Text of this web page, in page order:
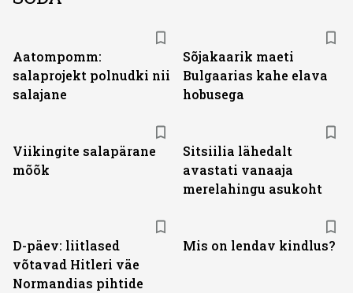
Aatompomm:
salaprojekt polnudki nii
salajane
Sõjakaarik maeti
Bulgaarias kahe elava
hobusega
Viikingite salapärane
mõõk
Sitsiilia lähedalt
avastati vanaaja
merelahingu asukoht
D-päev: liitlased
võtavad Hitleri väe
Normandias pihtide
Mis on lendav kindlus?